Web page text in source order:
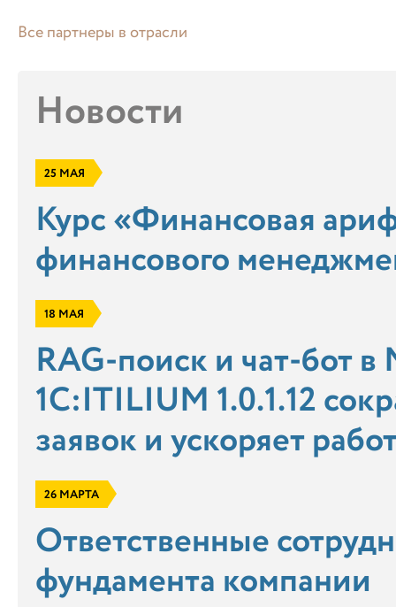
Все партнеры в отрасли
Новости
25 МАЯ
Курс «Финансовая
финансового
18 МАЯ
RAG-поиск и чат-бот
1С:ITILIUM 1.0.1.12
заявок и ускоряет
26 МАРТА
Ответственные
фундамента компании